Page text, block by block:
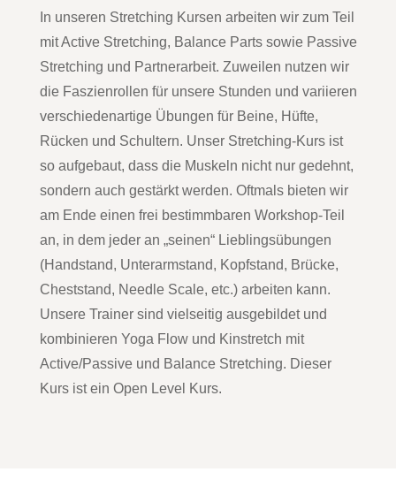
In unseren Stretching Kursen arbeiten wir zum Teil
mit Active Stretching, Balance Parts sowie Passive
Stretching und Partnerarbeit. Zuweilen nutzen wir
die Faszienrollen für unsere Stunden und variieren
verschiedenartige Übungen für Beine, Hüfte,
Rücken und Schultern. Unser Stretching-Kurs ist
so aufgebaut, dass die Muskeln nicht nur gedehnt,
sondern auch gestärkt werden. Oftmals bieten wir
am Ende einen frei bestimmbaren Workshop-Teil
an, in dem jeder an „seinen“ Lieblingsübungen
(Handstand, Unterarmstand, Kopfstand, Brücke,
Cheststand, Needle Scale, etc.) arbeiten kann.
Unsere Trainer sind vielseitig ausgebildet und
kombinieren Yoga Flow und Kinstretch mit
Active/Passive und Balance Stretching. Dieser
Kurs ist ein Open Level Kurs.